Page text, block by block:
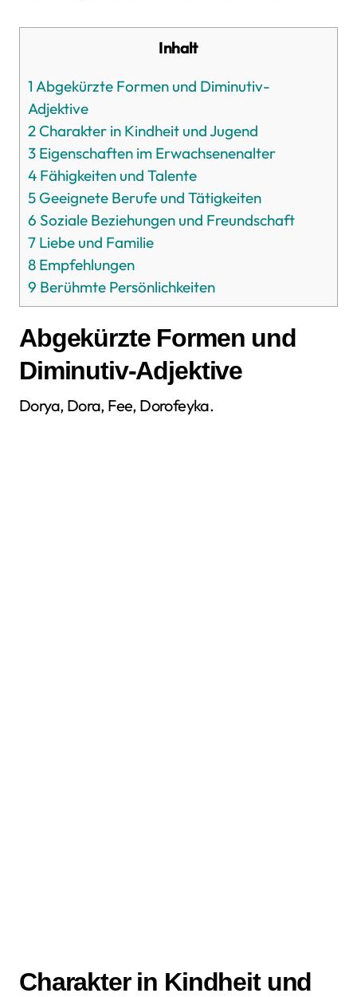
Inhalt
1 Abgekürzte Formen und Diminutiv-
Adjektive
2 Charakter in Kindheit und Jugend
3 Eigenschaften im Erwachsenenalter
4 Fähigkeiten und Talente
5 Geeignete Berufe und Tätigkeiten
6 Soziale Beziehungen und Freundschaft
7 Liebe und Familie
8 Empfehlungen
9 Berühmte Persönlichkeiten
Abgekürzte Formen und
Diminutiv-Adjektive
Dorya, Dora, Fee, Dorofeyka.
Charakter in Kindheit und